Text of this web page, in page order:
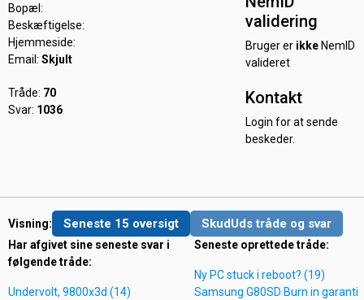
Bopæl:
Beskæftigelse:
Hjemmeside:
Email: Skjult
Tråde: 70
Svar: 1036
validering
Bruger er ikkeNemID
valideret
Kontakt
Login for at sende
beskeder.
Visning: Seneste 15 oversigt SkudUds tråde og svar
Har afgivet sine seneste svar i
følgende tråde:
Undervolt, 9800x3d (14)
Seneste oprettede tråde:
Ny PC stuck i reboot? (19)
Samsung G80SD Burn in garanti